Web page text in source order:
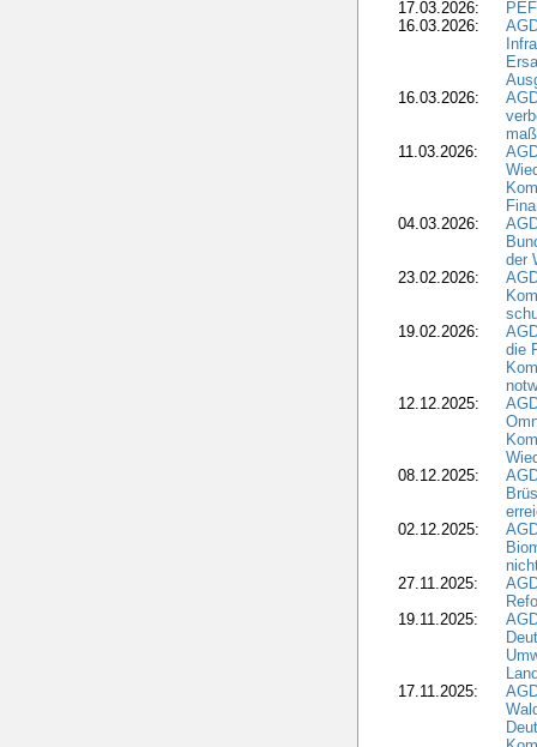
17.03.2026:
16.03.2026:
16.03.2026:
11.03.2026:
04.03.2026:
der
23.02.2026:
19.02.2026:
die
12.12.2025:
08.12.2025:
02.12.2025:
27.11.2025:
19.11.2025:
17.11.2025: